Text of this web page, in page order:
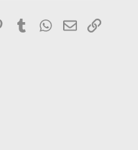
PinterestTumblr WhatsApp
EmailEnlace